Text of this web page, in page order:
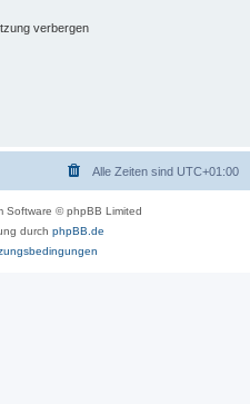
verbergen
Alle Zeiten sind UTC+01:00
Software © phpBB Limited
durch phpBB.de